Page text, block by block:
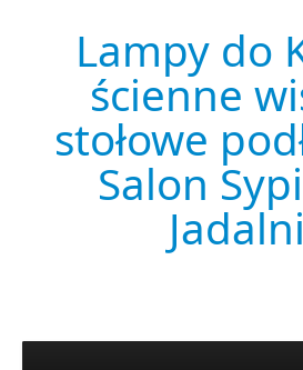
Lampy do
ścienne
stołowe
Salon